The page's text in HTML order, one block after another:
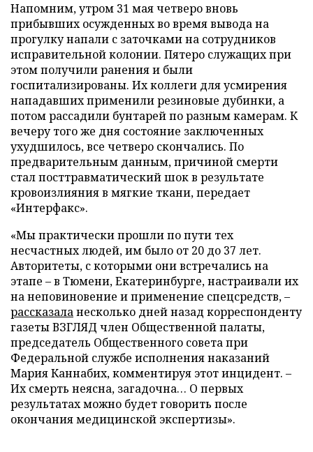
Напомним, утром 31 мая четверо вновь
прибывших осужденных во время вывода на
прогулку напали с заточками на сотрудников
исправительной колонии. Пятеро служащих при
этом получили ранения и были
госпитализированы. Их коллеги для усмирения
нападавших применили резиновые дубинки, а
потом рассадили бунтарей по разным камерам. К
вечеру того же дня состояние заключенных
ухудшилось, все четверо скончались. По
предварительным данным, причиной смерти
стал посттравматический шок в результате
кровоизлияния в мягкие ткани, передает
«Интерфакс».
«Мы практически прошли по пути тех
несчастных людей, им было от 20 до 37 лет.
Авторитеты, с которыми они встречались на
этапе – в Тюмени, Екатеринбурге, настраивали их
на неповиновение и применение спецсредств, –
рассказаланесколько дней назад корреспонденту
газеты ВЗГЛЯД член Общественной палаты,
председатель Общественного совета при
Федеральной службе исполнения наказаний
Мария Каннабих, комментируя этот инцидент. –
Их смерть неясна, загадочна… О первых
результатах можно будет говорить после
окончания медицинской экспертизы».